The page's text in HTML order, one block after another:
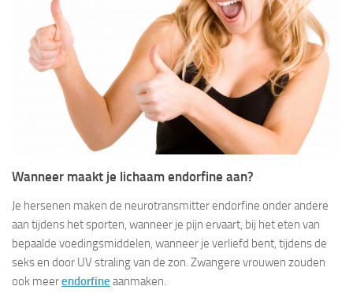
Wanneer maakt je lichaam endorfine aan?
Je hersenen maken de neurotransmitter endorfine onder andere
aan tijdens het sporten, wanneer je pijn ervaart, bij het eten van
bepaalde voedingsmiddelen, wanneer je verliefd bent, tijdens de
seks en door UV straling van de zon. Zwangere vrouwen zouden
ook meerendorfine aanmaken.